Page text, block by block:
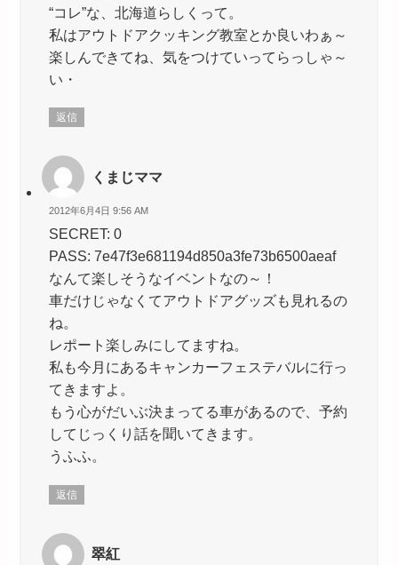
“コレ”な、北海道らしくって。
私はアウトドアクッキング教室とか良いわぁ～
楽しんできてね、気をつけていってらっしゃ～
い・
返信
くまじママ
2012年6月4日 9:56 AM
SECRET: 0
PASS: 7e47f3e681194d850a3fe73b6500aeaf
なんて楽しそうなイベントなの～！
車だけじゃなくてアウトドアグッズも見れるの
ね。
レポート楽しみにしてますね。
私も今月にあるキャンカーフェステバルに行っ
てきますよ。
もう心がだいぶ決まってる車があるので、予約
してじっくり話を聞いてきます。
うふふ。
返信
翠紅